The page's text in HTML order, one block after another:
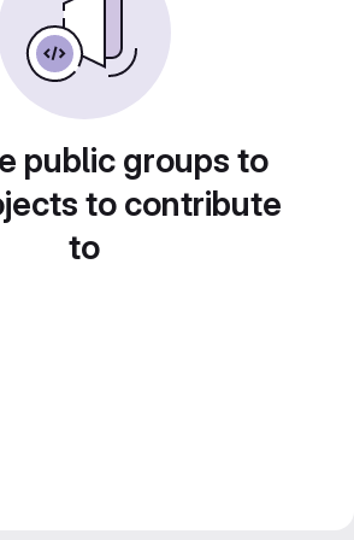
public groups to
to contribute
to